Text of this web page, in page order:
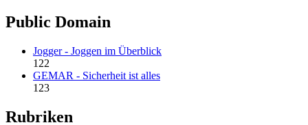
Public Domain
Jogger - Joggen im Überblick
122
GEMAR - Sicherheit ist alles
123
Rubriken